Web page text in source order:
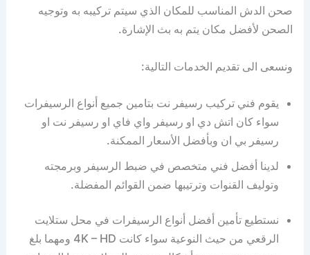
صحن الدش المناسب للمكان الذي سيتم تركيبه به وتوجيه
الصحن لأفضل مكان يتم به بث الإشارة.
ونسعى الى تقديم الخدمات التالية:
يقوم فني تركيب رسيفر نت بتامين جميع أنواع الرسيفرات
سواء كان اتش دي او رسيفر واي فاي او رسيفر نت او
رسيفر بي ان وبأفضل الأسعار الممكنة.
لدينا أفضل فني متخصص في ضبط الرسيفر وبرمجته
وتوليف القنوات وترتيبها ضمن القوائم المفضلة.
نستطيع تأمين أفضل أنواع الرسيفرات في محل ستلايت
الرقعي من حيث النوعية سواء كانت 4K – HD ومهما بلغ